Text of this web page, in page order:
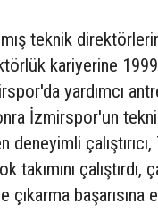
teknik
kariyerine
yardımcı
İzmirspor'un
deneyimli
çalıştırdı,
çıkarma başarısına